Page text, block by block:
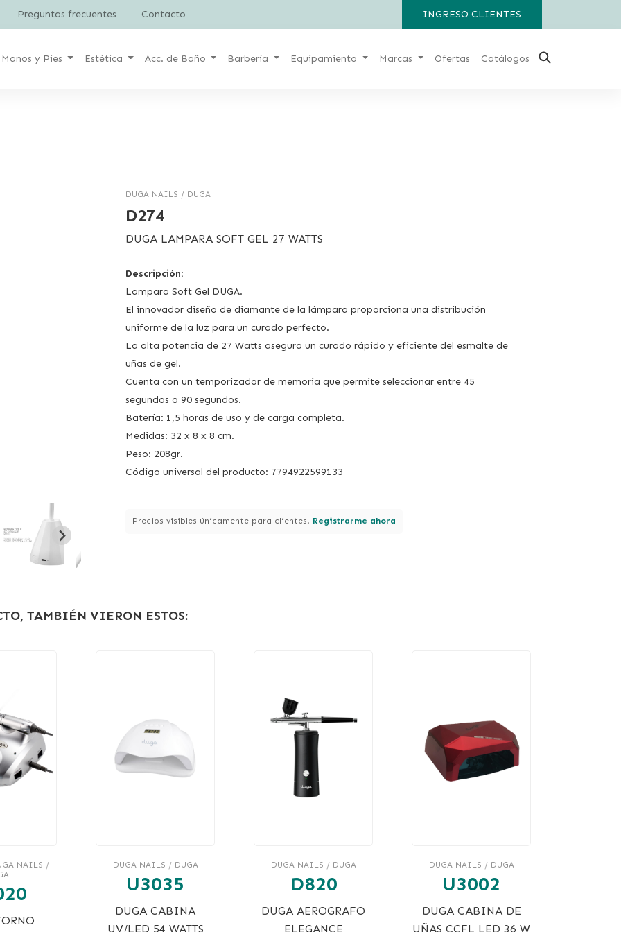
Preguntas frecuentes Contacto INGRESO CLIENTES
Manos y Pies Estética Acc. de Baño Barbería Equipamiento Marcas Ofertas Catálogos
DUGA NAILS / DUGA
D274
DUGA LAMPARA SOFT GEL 27 WATTS
Descripción:
Lampara Soft Gel DUGA.
El innovador diseño de diamante de la lámpara proporciona una distribución
uniforme de la luz para un curado perfecto.
La alta potencia de 27 Watts asegura un curado rápido y eficiente del esmalte de
uñas de gel.
Cuenta con un temporizador de memoria que permite seleccionar entre 45
segundos o 90 segundos.
Batería: 1,5 horas de uso y de carga completa.
Medidas: 32 x 8 x 8 cm.
Peso: 208gr.
Código universal del producto: 7794922599133
Precios visibles únicamente para clientes. Registrarme ahora
TAMBIÉN VIERON ESTOS:
NAILS /
DUGA NAILS / DUGA
U3035
DUGA CABINA
UV/LED 54 WATTS
DUGA NAILS / DUGA
D820
DUGA AEROGRAFO
ELEGANCE
DUGA NAILS / DUGA
U3002
DUGA CABINA DE
UÑAS CCFL LED 36 W